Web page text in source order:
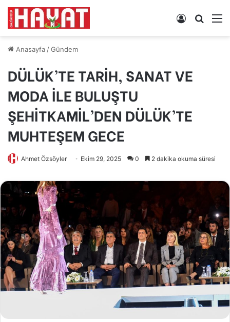
Arama
Kayıt
Anasayfa/Gündem
DÜLÜK’TE TARİH, SANAT VE
MODA İLE BULUŞTU
ŞEHİTKAMİL’DEN DÜLÜK’TE
MUHTEŞEM GECE
Ahmet Özsöyler Ekim 29, 2025 0 2 dakika okuma süresi